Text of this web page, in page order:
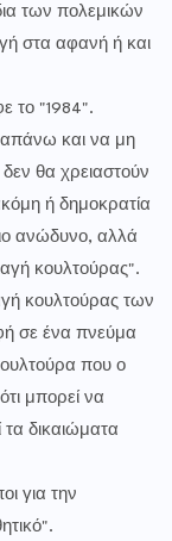
των πολεμικών
στα αφανή ή και
το "1984".
και να μη
θα χρειαστούν
ή δημοκρατία
ανώδυνο, αλλά
κουλτούρας".
κουλτούρας των
σε ένα πνεύμα
που ο
μπορεί να
τα δικαιώματα
για την